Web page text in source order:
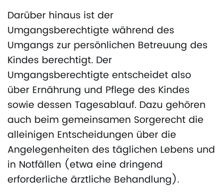
Darüber hinaus ist der
Umgangsberechtigte während des
Umgangs zur persönlichen Betreuung des
Kindes berechtigt. Der
Umgangsberechtigte entscheidet also
über Ernährung und Pflege des Kindes
sowie dessen Tagesablauf. Dazu gehören
auch beim gemeinsamen Sorgerecht die
alleinigen Entscheidungen über die
Angelegenheiten des täglichen Lebens und
in Notfällen (etwa eine dringend
erforderliche ärztliche Behandlung).